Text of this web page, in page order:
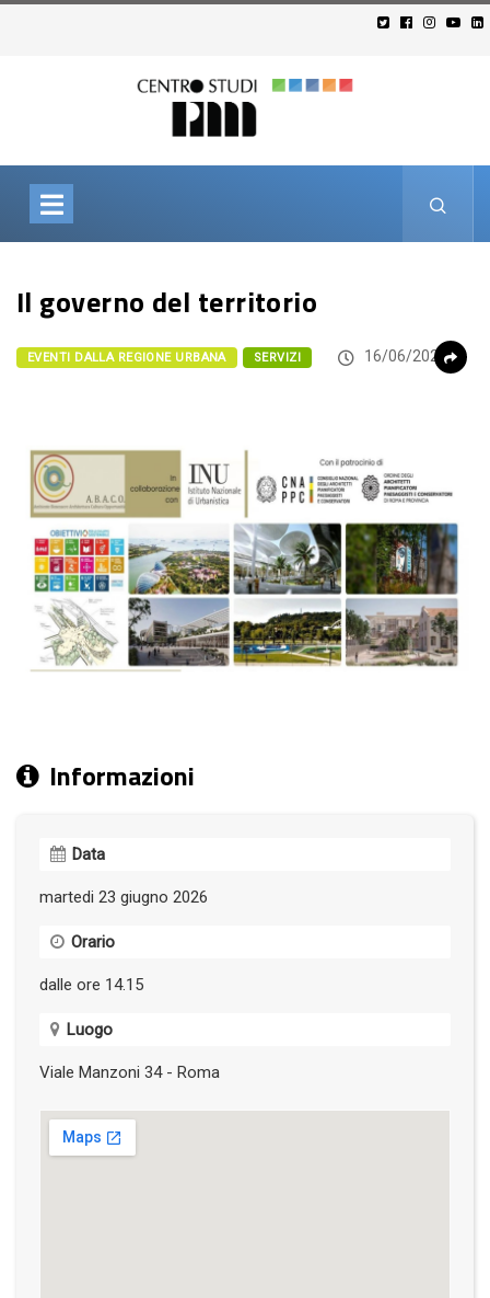
Il governo del territorio
EVENTI DALLA REGIONE URBANA SERVIZI 16/06/2026
Informazioni
Data
martedi 23 giugno 2026
Orario
dalle ore 14.15
Luogo
Viale Manzoni 34 - Roma